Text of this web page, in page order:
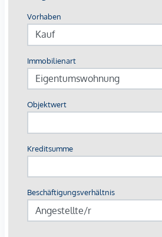
2 – 5 Zimmerwohnungen
Fußbodenheizung
(Kletterhalle)
Großer Multifunktionsraum mit
Weitläufige Parkanlage direkt
direkter Zufahrt
DIE AUSSTATTUNG – Wohnen mit
Die Wohnungen überzeugen mit
Ausstattungund vielen liebevollen